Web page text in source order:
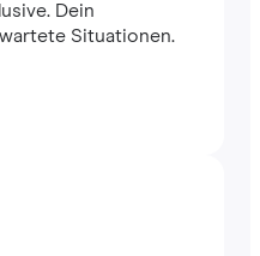
Dein
Situationen.